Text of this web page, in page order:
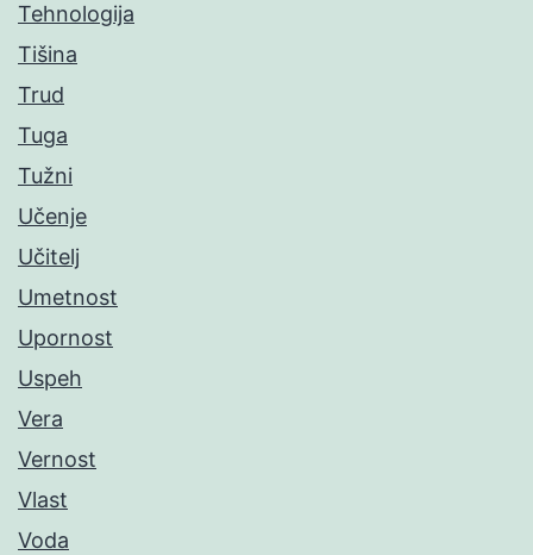
Tehnologija
Tišina
Trud
Tuga
Tužni
Učenje
Učitelj
Umetnost
Upornost
Uspeh
Vera
Vernost
Vlast
Voda